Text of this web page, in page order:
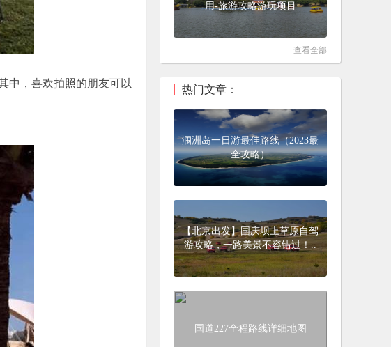
中，喜欢拍照的朋友可以
用-旅游攻略游玩项目
查看全部
热门文章：
涠洲岛一日游最佳路线（2023最
全攻略）
【北京出发】国庆坝上草原自驾
游攻略，一路美景不容错过！..
国道227全程路线详细地图